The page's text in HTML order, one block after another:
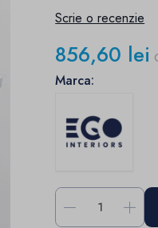
Scrie o recenzie
856,60 lei
Marca:
- +